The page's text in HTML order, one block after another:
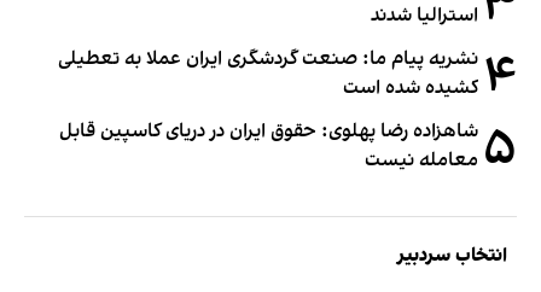
استرالیا شدند
۴ نشریه پیام ما: صنعت گردشگری ایران عملا به تعطیلی
کشیده شده است
۵ شاهزاده رضا پهلوی: حقوق ایران در دریای کاسپین قابل
معامله نیست
انتخاب سردبیر